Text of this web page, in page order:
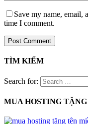
Save my name, email,
time I comment.
TÌM KIẾM
Search for:
MUA HOSTING